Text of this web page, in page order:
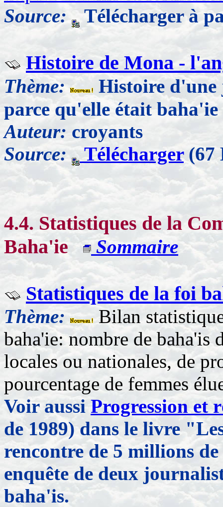
Source:
Télécharger à
Histoire de Mona -
Thème:
Histoire d'une
parce qu'elle était baha'ie
Auteur: croyants
Source:
Télécharger(67
4.4. Statistiques de la
Baha'ie
Sommaire
Statistiques de la foi
Thème:
Bilan
baha'ie: nombre de baha'is
locales ou nationales, de
pourcentage de femmes
Voir aussiProgression et
de 1989) dans le livre
rencontre de 5 millions
enquête de deux
baha'is.